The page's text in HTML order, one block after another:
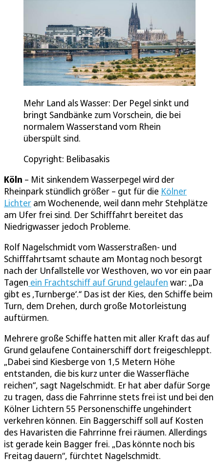
Mehr Land als Wasser: Der Pegel sinkt und
bringt Sandbänke zum Vorschein, die bei
normalem Wasserstand vom Rhein
überspült sind.
Copyright: Belibasakis
Köln – Mit sinkendem Wasserpegel wird der
Rheinpark stündlich größer – gut für die Kölner
Lichter am Wochenende, weil dann mehr Stehplätze
am Ufer frei sind. Der Schifffahrt bereitet das
Niedrigwasser jedoch Probleme.
Rolf Nagelschmidt vom Wasserstraßen- und
Schifffahrtsamt schaute am Montag noch besorgt
nach der Unfallstelle vor Westhoven, wo vor ein paar
Tagen ein Frachtschiff auf Grund gelaufen war: „Da
gibt es ,Turnberge‘.‘‘ Das ist der Kies, den Schiffe beim
Turn, dem Drehen, durch große Motorleistung
auftürmen.
Mehrere große Schiffe hatten mit aller Kraft das auf
Grund gelaufene Containerschiff dort freigeschleppt.
„Dabei sind Kiesberge von 1,5 Metern Höhe
entstanden, die bis kurz unter die Wasserfläche
reichen“, sagt Nagelschmidt. Er hat aber dafür Sorge
zu tragen, dass die Fahrrinne stets frei ist und bei den
Kölner Lichtern 55 Personenschiffe ungehindert
verkehren können. Ein Baggerschiff soll auf Kosten
des Havaristen die Fahrrinne frei räumen. Allerdings
ist gerade kein Bagger frei. „Das könnte noch bis
Freitag dauern“, fürchtet Nagelschmidt.